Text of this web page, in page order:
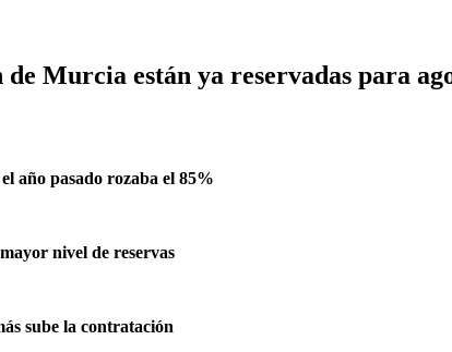
Murcia están ya reservadas para
año pasado rozaba el 85%
nivel de reservas
sube la contratación